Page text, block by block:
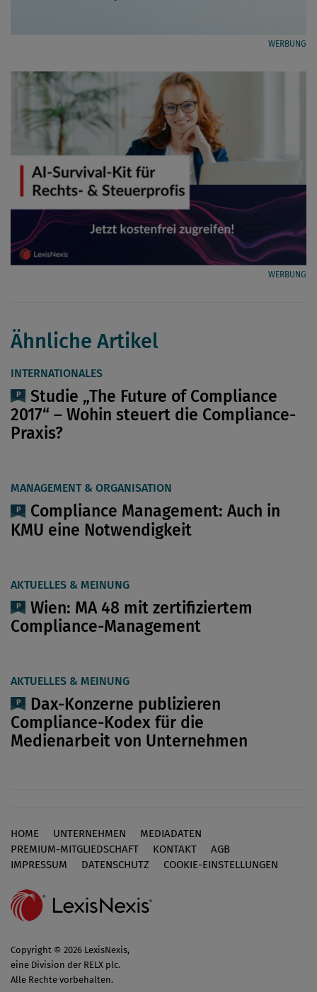
WERBUNG
WERBUNG
Ähnliche Artikel
INTERNATIONALES
Studie „The Future of Compliance
2017“ – Wohin steuert die Compliance-
Praxis?
MANAGEMENT & ORGANISATION
Compliance Management: Auch in
KMU eine Notwendigkeit
AKTUELLES & MEINUNG
Wien: MA 48 mit zertifiziertem
Compliance-Management
AKTUELLES & MEINUNG
Dax-Konzerne publizieren
Compliance-Kodex für die
Medienarbeit von Unternehmen
Footer
HOME UNTERNEHMEN
MEDIADATEN
PREMIUM-MITGLIEDSCHAFT
KONTAKT
AGB
IMPRESSUM
DATENSCHUTZ COOKIE-EINSTELLUNGEN
Copyright © 2026 LexisNexis,
eine Division der RELX plc.
Alle Rechte vorbehalten.